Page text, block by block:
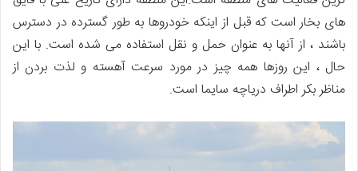
های بخار است که قبل از اینکه خودروها به طور گسترده در دسترس
باشند ، از آنها به عنوان حمل و نقل استفاده می شده است. با این
حال ، این روزها همه چیز در مورد سرعت آهسته و لذت بردن از
مناظر بکر اطراف دریاچه سایما است.